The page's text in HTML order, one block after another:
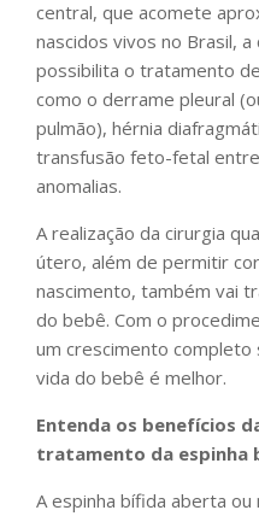
central, que acomete
nascidos vivos no Brasil,
possibilita o tratamento
como o derrame pleural
pulmão), hérnia
transfusão feto-fetal
anomalias.
A realização da cirurgia
útero, além de permitir
nascimento, também vai
do bebê. Com o
um crescimento completo
vida do bebê é melhor.
Entenda os benefícios
tratamento da espinha
A espinha bífida aberta